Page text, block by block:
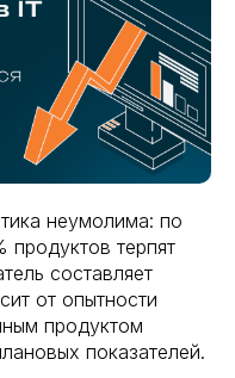
неумолима: по
продуктов терпят
составляет
от опытности
продуктом
показателей.